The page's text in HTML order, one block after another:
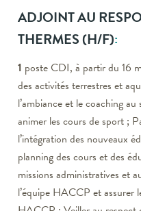
ADJOINT AU
THERMES(H/F):
1 poste CDI, à partir du 16
des activités terrestres et
l’ambiance et le coaching
animer les cours de sport ;
l’intégration des nouveaux
planning des cours et des
missions administratives et
l’équipe HACCP et assurer